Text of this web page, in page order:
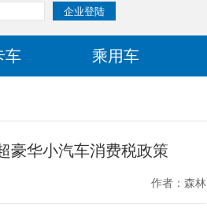
车 乘用车
豪华小汽车消费税政策
作者：森林